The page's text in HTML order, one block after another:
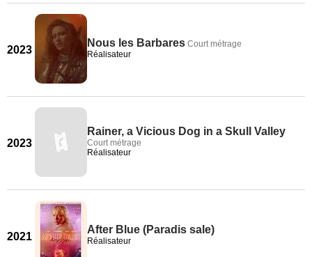
2023
Nous les Barbares Court métrage
Réalisateur
2023
Rainer, a Vicious Dog in a Skull Valley
Court métrage
Réalisateur
2021
After Blue (Paradis sale)
Réalisateur